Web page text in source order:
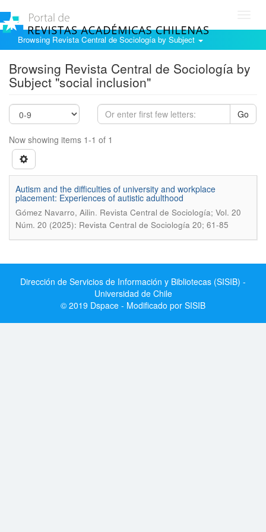
Browsing Revista Central de Sociología by Subject
Browsing Revista Central de Sociología by
Subject "social inclusion"
Go
Now showing items 1-1 of 1
Autism and the difficulties of university and workplace
placement: Experiences of autistic adulthood
Gómez Navarro, Ailin. Revista Central de Sociología; Vol. 20
Núm. 20 (2025): Revista Central de Sociología 20; 61-85
Dirección de Servicios de Información y Bibliotecas (SISIB) -
Universidad de Chile
© 2019 Dspace - Modificado por SISIB